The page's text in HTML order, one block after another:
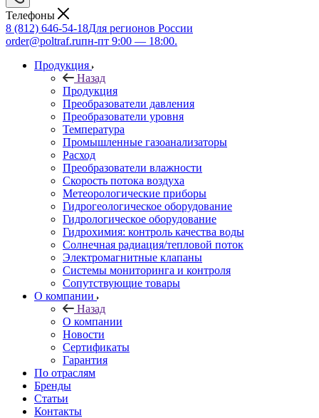
Телефоны
8 (812) 646-54-18Для регионов России
order@poltraf.ruпн-пт 9:00 — 18:00.
Продукция
Назад
Продукция
Преобразователи давления
Преобразователи уровня
Температура
Промышленные газоанализаторы
Расход
Преобразователи влажности
Скорость потока воздуха
Метеорологические приборы
Гидрогеологическое оборудование
Гидрологическое оборудование
Гидрохимия: контроль качества воды
Солнечная радиация/тепловой поток
Электромагнитные клапаны
Системы мониторинга и контроля
Сопутствующие товары
О компании
Назад
О компании
Новости
Сертификаты
Гарантия
По отраслям
Бренды
Статьи
Контакты